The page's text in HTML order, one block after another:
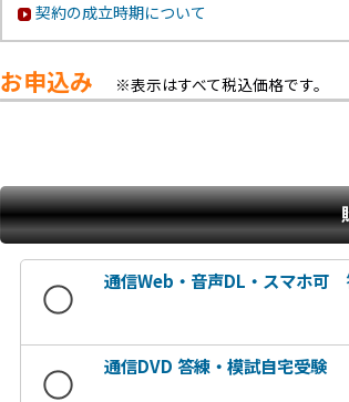
契約の成立時期について
お申込み ※表示はすべて税込価格です。
通信Web・音声DL・スマホ可
通信DVD 答練・模試自宅受験